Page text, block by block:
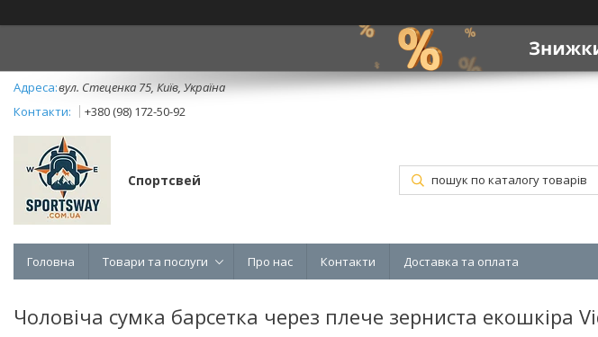
вул. Стеценка 75, Київ, Україна
+380 (98) 172-50-92
Спортсвей
Головна Товари та послуги Про нас Контакти Доставка та оплата
Чоловіча сумка барсетка через плече зерниста екошкіра